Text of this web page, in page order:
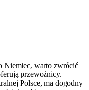
Niemiec, warto zwrócić
przewoźnicy.
Polsce, ma dogodny